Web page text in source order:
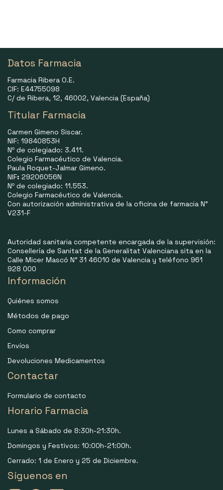
Datos Farmacia
Farmacia Ribera O.E.
CIF: E44755098
C/ de Ribera, 12, 46002, Valencia (España)
Titular Farmacia
Carmen Gimeno Siscar.
NIF: 19840853H
Nº de colegiado: 3.411.
Colegio Farmacéutico de Valencia.
Paula Roquet-Jalmar Gimeno.
NIF: 29206056N
Nº de colegiado: 11.553.
Colegio Farmacéutico de Valencia.
Con autorización administrativa de la oficina de farmacia N°
V231-F
Autoridad sanitaria competente encargada de la supervisión:
Consellería de Sanitat de la Generalitat Valenciana sita en la
Calle Micer Mascó N° 31 46010 de Valencia y teléfono 961
928 000
Información
Quiénes somos
Métodos de pago
Como comprar
Envíos
Devoluciones Medicamentos
Contactar
Formulario de contacto
Horario Farmacia
Lunes a Sábado de 8:30h-21:30h.
Domingos y Festivos: 10:00h-21:00h.
Cerrado: 1 de Enero y 25 de Diciembre.
Síguenos en